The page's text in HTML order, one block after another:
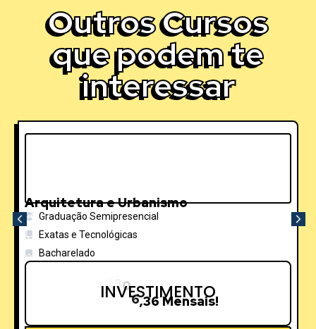
Outros Cursos
que podem te
interessar
Arquitetura e Urbanismo
Graduação Semipresencial
Exatas e Tecnológicas
Bacharelado
INVESTIMENTO
sa is
!